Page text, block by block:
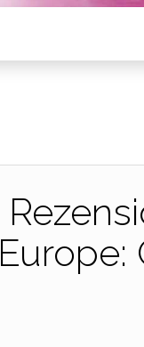
Europe: